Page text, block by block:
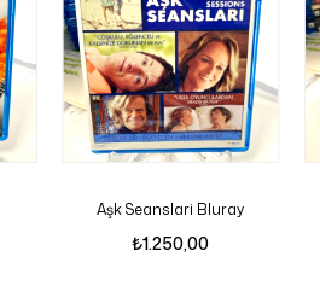
Aşk Seanslari Bluray
₺1.250,00